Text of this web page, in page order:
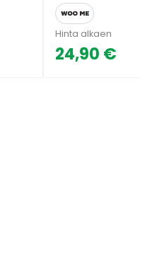
Hinta alkaen
24,90 €